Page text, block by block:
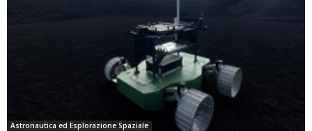
Astronautica ed Esplorazione Spaziale